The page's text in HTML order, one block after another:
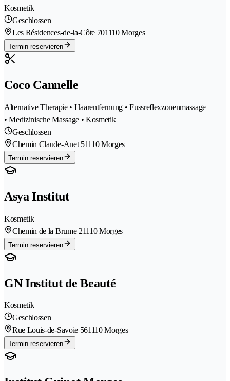
Kosmetik
Geschlossen
Les Résidences-de-la-Côte 701110 Morges
Termin reservieren
Coco Cannelle
Alternative Therapie • Haarentfernung • Fussreflexzonenmassage
• Medizinische Massage • Kosmetik
Geschlossen
Chemin Claude-Anet 51110 Morges
Termin reservieren
Asya Institut
Kosmetik
Chemin de la Brume 21110 Morges
Termin reservieren
GN Institut de Beauté
Kosmetik
Geschlossen
Rue Louis-de-Savoie 561110 Morges
Termin reservieren